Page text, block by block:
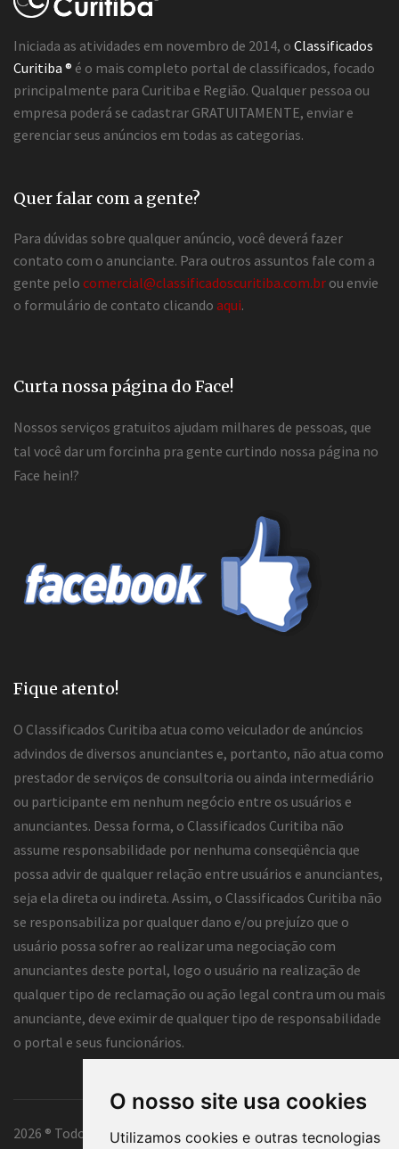
O nosso site usa cookies
Utilizamos cookies e outras tecnologias
Iniciada as atividades em novembro de 2014, o Classificados
Curitiba ® é o mais completo portal de classificados, focado
principalmente para Curitiba e Região. Qualquer pessoa ou
empresa poderá se cadastrar GRATUITAMENTE, enviar e
gerenciar seus anúncios em todas as categorias.
Quer falar com a gente?
Para dúvidas sobre qualquer anúncio, você deverá fazer
contato com o anunciante. Para outros assuntos fale com a
gente pelo comercial@classificadoscuritiba.com.br ou envie
o formulário de contato clicando aqui.
Curta nossa página do Face!
Nossos serviços gratuitos ajudam milhares de pessoas, que
tal você dar um forcinha pra gente curtindo nossa página no
Face hein!?
Fique atento!
O Classificados Curitiba atua como veiculador de anúncios
advindos de diversos anunciantes e, portanto, não atua como
prestador de serviços de consultoria ou ainda intermediário
ou participante em nenhum negócio entre os usuários e
anunciantes. Dessa forma, o Classificados Curitiba não
assume responsabilidade por nenhuma conseqüência que
possa advir de qualquer relação entre usuários e anunciantes,
seja ela direta ou indireta. Assim, o Classificados Curitiba não
se responsabiliza por qualquer dano e/ou prejuízo que o
usuário possa sofrer ao realizar uma negociação com
anunciantes deste portal, logo o usuário na realização de
qualquer tipo de reclamação ou ação legal contra um ou mais
anunciante, deve eximir de qualquer tipo de responsabilidade
o portal e seus funcionários.
2026 ® Todos os direitos reservados.